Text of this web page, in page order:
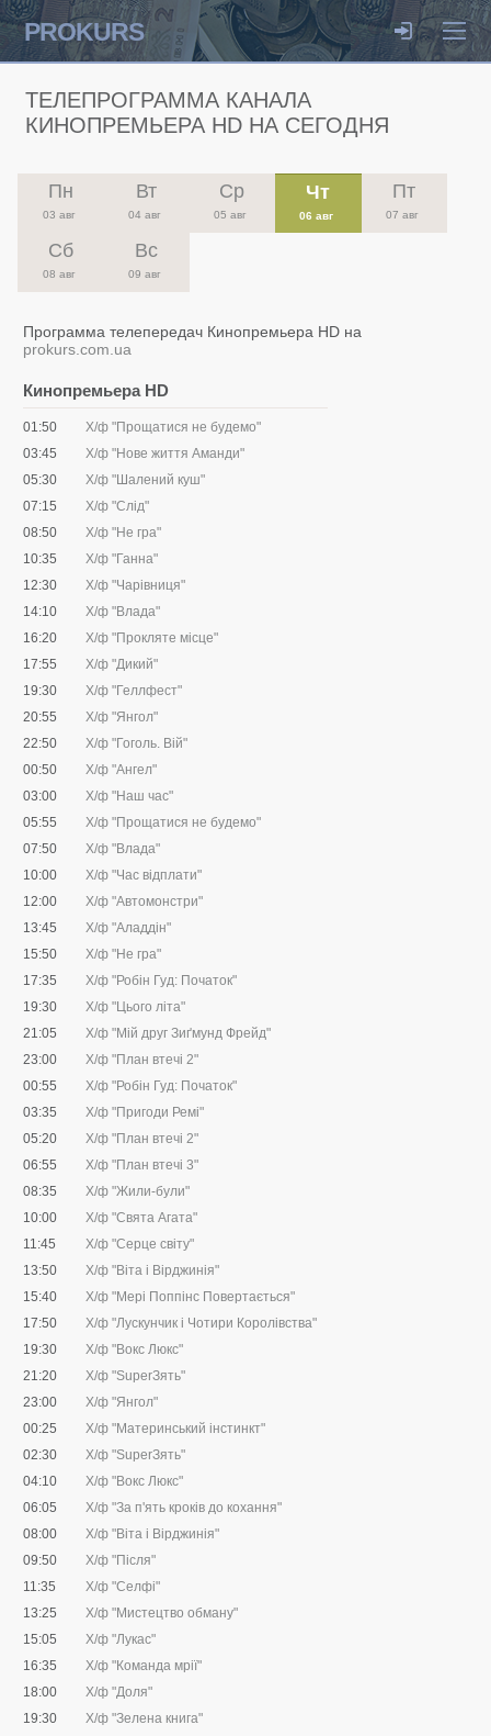
PROKURS
ТЕЛЕПРОГРАММА КАНАЛА
КИНОПРЕМЬЕРА HD НА СЕГОДНЯ
Пн
03 авг
Вт
04 авг
Ср
05 авг
Чт
06 авг
Пт
07 авг
Сб
08 авг
Вс
09 авг
Программа телепередач Кинопремьера HD на
prokurs.com.ua
Кинопремьера HD
01:50
Х/ф "Прощатися не будемо"
03:45
Х/ф "Нове життя Аманди"
05:30
Х/ф "Шалений куш"
07:15
Х/ф "Слід"
08:50
Х/ф "Не гра"
10:35
Х/ф "Ганна"
12:30
Х/ф "Чарівниця"
14:10
Х/ф "Влада"
16:20
Х/ф "Прокляте місце"
17:55
Х/ф "Дикий"
19:30
Х/ф "Геллфест"
20:55
Х/ф "Янгол"
22:50
Х/ф "Гоголь. Вій"
00:50
Х/ф "Ангел"
03:00
Х/ф "Наш час"
05:55
Х/ф "Прощатися не будемо"
07:50
Х/ф "Влада"
10:00
Х/ф "Час відплати"
12:00
Х/ф "Автомонстри"
13:45
Х/ф "Аладдін"
15:50
Х/ф "Не гра"
17:35
Х/ф "Робін Гуд: Початок"
19:30
Х/ф "Цього літа"
21:05
Х/ф "Мій друг Зиґмунд Фрейд"
23:00
Х/ф "План втечі 2"
00:55
Х/ф "Робін Гуд: Початок"
03:35
Х/ф "Пригоди Ремі"
05:20
Х/ф "План втечі 2"
06:55
Х/ф "План втечі 3"
08:35
Х/ф "Жили-були"
10:00
Х/ф "Свята Агата"
11:45
Х/ф "Серце світу"
13:50
Х/ф "Віта і Вірджинія"
15:40
Х/ф "Мері Поппінс Повертається"
17:50
Х/ф "Лускунчик і Чотири Королівства"
19:30
Х/ф "Вокс Люкс"
21:20
Х/ф "SuperЗять"
23:00
Х/ф "Янгол"
00:25
Х/ф "Материнський інстинкт"
02:30
Х/ф "SuperЗять"
04:10
Х/ф "Вокс Люкс"
06:05
Х/ф "За п'ять кроків до кохання"
08:00
Х/ф "Віта і Вірджинія"
09:50
Х/ф "Після"
11:35
Х/ф "Селфі"
13:25
Х/ф "Мистецтво обману"
15:05
Х/ф "Лукас"
16:35
Х/ф "Команда мрії"
18:00
Х/ф "Доля"
19:30
Х/ф "Зелена книга"